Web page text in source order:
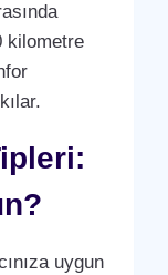
kilometre
uygun